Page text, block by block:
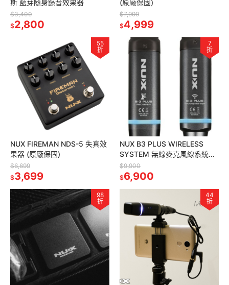
斯 藍芽隨身錄音效果器
$3,400
$2,800
(原廠保固)
$7,999
$4,999
55
折
NUX FIREMAN NDS-5 失真效
果器 (原廠保固)
$6,699
$3,699
7
折
NUX B3 PLUS WIRELESS
SYSTEM 無線麥克風線系統
$9,900
$6,900
98
折
44
折